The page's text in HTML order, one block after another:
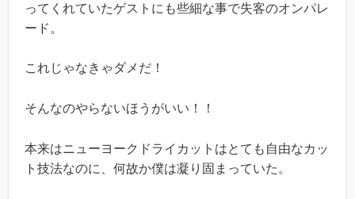
ってくれていたゲストにも些細な事で失客のオンパレ
ード。
これじゃなきゃダメだ！
そんなのやらないほうがいい！！
本来はニューヨークドライカットはとても自由なカッ
ト技法なのに、何故か僕は凝り固まっていた。